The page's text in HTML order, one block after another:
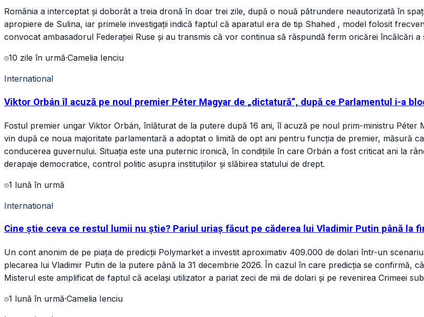
România a interceptat și doborât a treia dronă în doar trei zile, după o nouă pătrundere neautorizată în
apropiere de Sulina, iar primele investigații indică faptul că aparatul era de tip Shahed , model folosit
convocat ambasadorul Federației Ruse și au transmis că vor continua să răspundă ferm oricărei încălcări a
10 zile în urmă·Camelia Ienciu
International
Viktor Orbán îl acuză pe noul premier Péter Magyar de „dictatură”, după ce Parlamentul i-a
Fostul premier ungar Viktor Orbán, înlăturat de la putere după 16 ani, îl acuză pe noul prim-ministru
vin după ce noua majoritate parlamentară a adoptat o limită de opt ani pentru funcția de premier, măsură
conducerea guvernului. Situația este una puternic ironică, în condițiile în care Orbán a fost criticat ani la
derapaje democratice, control politic asupra instituțiilor și slăbirea statului de drept.
1 lună în urmă
International
Cine știe ceva ce restul lumii nu știe? Pariul uriaș făcut pe căderea lui Vladimir Putin până la
Un cont anonim de pe piața de predicții Polymarket a investit aproximativ 409.000 de dolari într-un
plecarea lui Vladimir Putin de la putere până la 31 decembrie 2026. În cazul în care predicția se confirmă,
Misterul este amplificat de faptul că același utilizator a pariat zeci de mii de dolari și pe revenirea Crimeei
1 lună în urmă·Camelia Ienciu